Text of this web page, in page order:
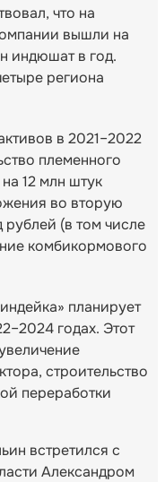
что на
вышли на
индюшат в год.
региона
в 2021–2022
племенного
12 млн штук
во вторую
рублей (в том числе
комбикормового
планирует
годах. Этот
строительство
переработки
встретился с
Александром